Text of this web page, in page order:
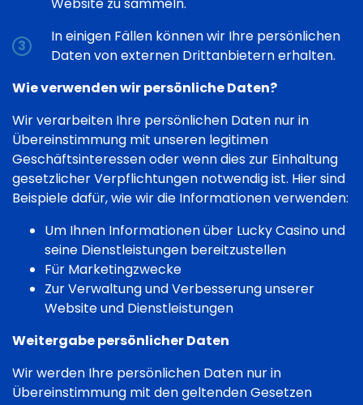
In einigen Fällen können wir Ihre persönlichen
Daten von externen Drittanbietern erhalten.
Wie verwenden wir persönliche Daten?
Wir verarbeiten Ihre persönlichen Daten nur in
Übereinstimmung mit unseren legitimen
Geschäftsinteressen oder wenn dies zur Einhaltung
gesetzlicher Verpflichtungen notwendig ist. Hier sind
Beispiele dafür, wie wir die Informationen verwenden:
Um Ihnen Informationen über Lucky Casino und
seine Dienstleistungen bereitzustellen
Für Marketingzwecke
Zur Verwaltung und Verbesserung unserer
Website und Dienstleistungen
Weitergabe persönlicher Daten
Wir werden Ihre persönlichen Daten nur in
Übereinstimmung mit den geltenden Gesetzen